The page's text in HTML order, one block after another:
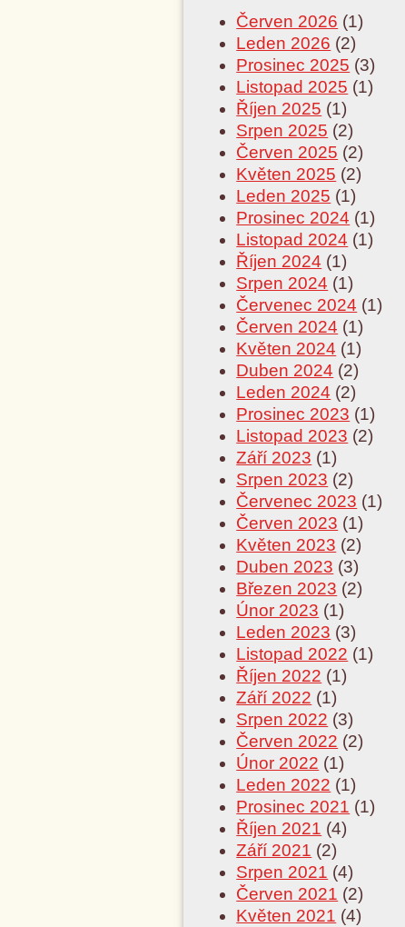
Červen 2026 (1)
Leden 2026 (2)
Prosinec 2025 (3)
Listopad 2025 (1)
Říjen 2025 (1)
Srpen 2025 (2)
Červen 2025 (2)
Květen 2025 (2)
Leden 2025 (1)
Prosinec 2024 (1)
Listopad 2024 (1)
Říjen 2024 (1)
Srpen 2024 (1)
Červenec 2024 (1)
Červen 2024 (1)
Květen 2024 (1)
Duben 2024 (2)
Leden 2024 (2)
Prosinec 2023 (1)
Listopad 2023 (2)
Září 2023 (1)
Srpen 2023 (2)
Červenec 2023 (1)
Červen 2023 (1)
Květen 2023 (2)
Duben 2023 (3)
Březen 2023 (2)
Únor 2023 (1)
Leden 2023 (3)
Listopad 2022 (1)
Říjen 2022 (1)
Září 2022 (1)
Srpen 2022 (3)
Červen 2022 (2)
Únor 2022 (1)
Leden 2022 (1)
Prosinec 2021 (1)
Říjen 2021 (4)
Září 2021 (2)
Srpen 2021 (4)
Červen 2021 (2)
Květen 2021 (4)